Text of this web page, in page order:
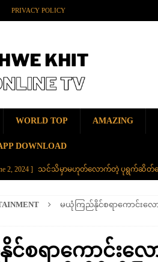
PRIVACY POLICY
WORLD TOP AMAZING
DOWNLOAD
2, 2024 ] သင်သိမှာမဟုတ်လောက်တဲ့ ပုရွက်ဆိတ်တွေရဲ့
28, 2023 ] တွဲပေါင်း (၆၀၀) ကျော်နဲ့ ကမ္ဘာ့
မယုံကြည်နိုင်စရာကောင်းလ
စရာကောင်းလ